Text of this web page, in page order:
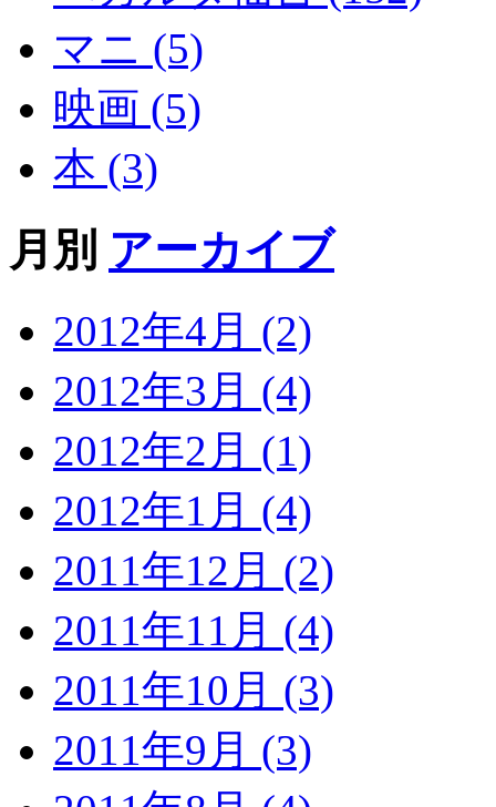
マニ (5)
映画 (5)
本 (3)
月別 アーカイブ
2012年4月 (2)
2012年3月 (4)
2012年2月 (1)
2012年1月 (4)
2011年12月 (2)
2011年11月 (4)
2011年10月 (3)
2011年9月 (3)